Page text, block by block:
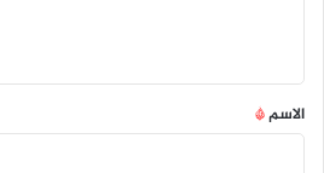
*
الاسم*